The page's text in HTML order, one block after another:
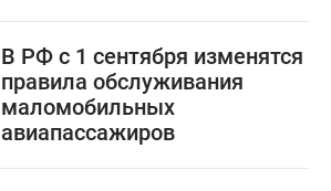
В РФ с 1 сентября изменятся
правила обслуживания
маломобильных
авиапассажиров